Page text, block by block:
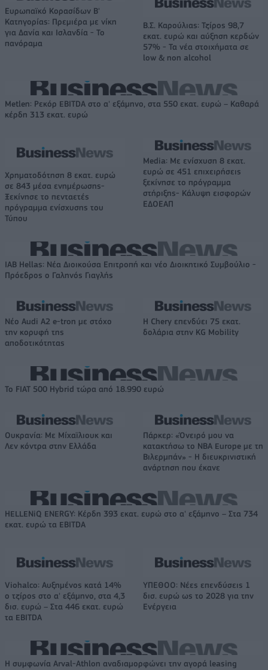
Ευρωπαϊκό Κορασίδων Β'
Κατηγορίας: Πρεμιέρα με νίκη
για Δανία και Ισλανδία - Το
πανόραμα
Β.Σ. Καρούλιας: Τζίρος 98,7
εκατ. ευρώ και αύξηση κερδών
57% - Τα νέα στοιχήματα σε
low & non alcohol
Metlen: Ρεκόρ EBITDA στο α' εξάμηνο, στα 550 εκατ. ευρώ – Καθαρά
κέρδη 313 εκατ. ευρώ
Χρηματοδότηση 8 εκατ. ευρώ
σε 843 μέσα ενημέρωσης-
Ξεκίνησε το πενταετές
πρόγραμμα ενίσχυσης του
Τύπου
Media: Με ενίσχυση 8 εκατ.
ευρώ σε 451 επιχειρήσεις
ξεκίνησε το πρόγραμμα
στήριξης- Κάλυψη εισφορών
ΕΔΟΕΑΠ
IAB Hellas: Νέα Διοικούσα Επιτροπή και νέο Διοικητικό Συμβούλιο -
Πρόεδρος ο Γαληνός Γιαγλής
Νέο Audi A2 e-tron με στόχο
την κορυφή της
αποδοτικότητας
Η Chery επενδύει 75 εκατ.
δολάρια στην KG Mobility
Το FIAT 500 Hybrid τώρα από 18.990 ευρώ
Ουκρανία: Με Μίχαϊλιουκ και
Λεν κόντρα στην Ελλάδα
Πάρκερ: «Όνειρό μου να
κατακτήσω το ΝΒΑ Europe με τη
Βιλερμπάν» - Η διευκρινιστική
ανάρτηση που έκανε
HELLENiQ ENERGY: Κέρδη 393 εκατ. ευρώ στο α' εξάμηνο – Στα 734
εκατ. ευρώ τα EBITDA
Viohalco: Αυξημένος κατά 14%
ο τζίρος στο α' εξάμηνο, στα 4,3
δισ. ευρώ – Στα 446 εκατ. ευρώ
τα EBITDA
ΥΠΕΘΟΟ: Νέες επενδύσεις 1
δισ. ευρώ ως το 2028 για την
Ενέργεια
Η συμφωνία Arval-Athlon αναδιαμορφώνει την αγορά leasing